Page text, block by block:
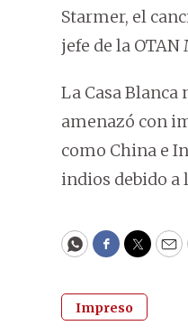
Starmer, el
jefe de la
La Casa
amenazó con
como China e
indios debido a
WhatsApp
Facebook
Impreso